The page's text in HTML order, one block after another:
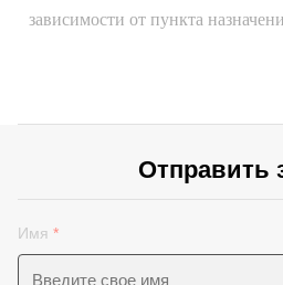
зависимости от пункта
Отправить
Имя *